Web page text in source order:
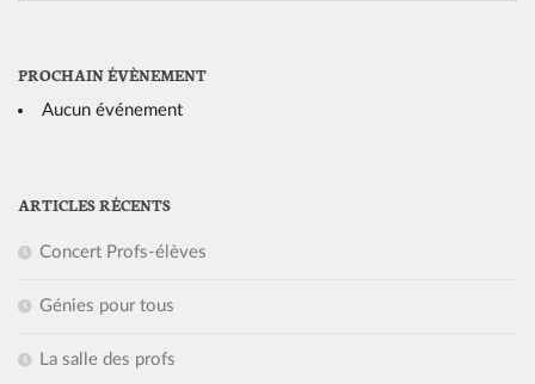
PROCHAIN ÉVÈNEMENT
Aucun événement
ARTICLES RÉCENTS
Concert Profs-élèves
Génies pour tous
La salle des profs